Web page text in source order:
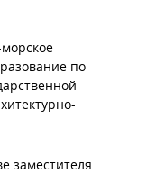
по
заместителя